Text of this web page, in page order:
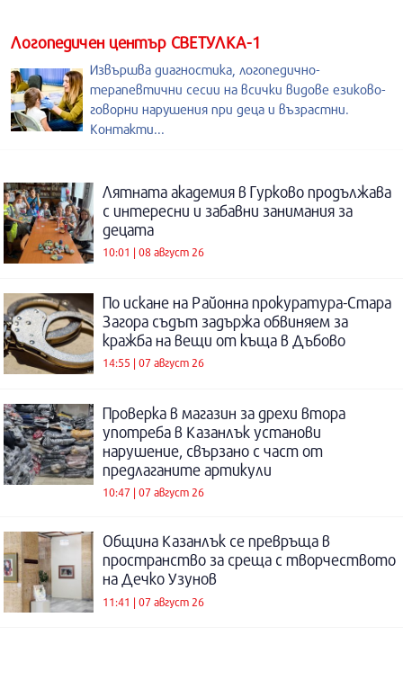
Логопедичен център СВЕТУЛКА-1
Извършва диагностика, логопедично-
терапевтични сесии на всички видове езиково-
говорни нарушения при деца и възрастни.
Контакти...
Лятната академия в Гурково продължава
с интересни и забавни занимания за
децата
10:01 | 08 август 26
По искане на Районна прокуратура-Стара
Загора съдът задържа обвиняем за
кражба на вещи от къща в Дъбово
14:55 | 07 август 26
Проверка в магазин за дрехи втора
употреба в Казанлък установи
нарушение, свързано с част от
предлаганите артикули
10:47 | 07 август 26
Община Казанлък се превръща в
пространство за среща с творчеството
на Дечко Узунов
11:41 | 07 август 26